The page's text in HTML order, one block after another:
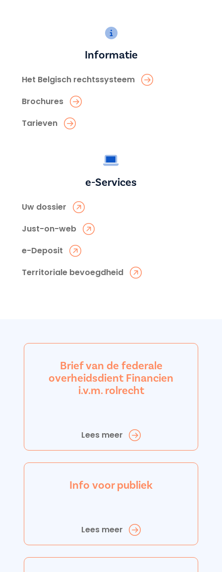
Informatie
Het Belgisch rechtssysteem
Brochures
Tarieven
e-Services
Uw dossier
Just-on-web
e-Deposit
Territoriale bevoegdheid
Brief van de federale
overheidsdient Financien
i.v.m. rolrecht
Lees meer
Info voor publiek
Lees meer